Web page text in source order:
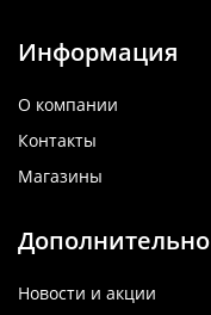
Информация
О компании
Контакты
Магазины
Дополнительно
Новости и акции